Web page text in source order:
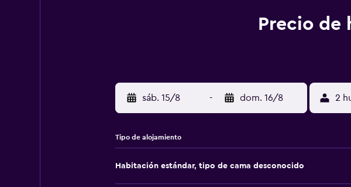
Precio de
sáb. 15/8 - dom. 16/8 2
Tipo de alojamiento
Habitación estándar, tipo de cama desconocido